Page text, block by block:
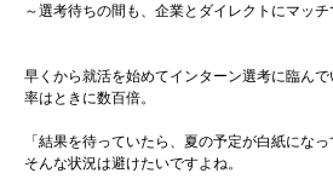
～選考待ちの間も、企業とダイレクトにマッ
早くから就活を始めてインターン選考に臨ん
率はときに数百倍。
「結果を待っていたら、夏の予定が白紙になっ
そんな状況は避けたいですよね。